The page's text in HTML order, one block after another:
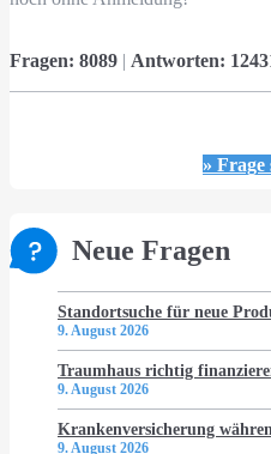
Fragen: 8089 | Antworten:
» Frage
Neue Fragen
Standortsuche für neue
9. August 2026
Traumhaus richtig
9. August 2026
Krankenversicherung
9. August 2026